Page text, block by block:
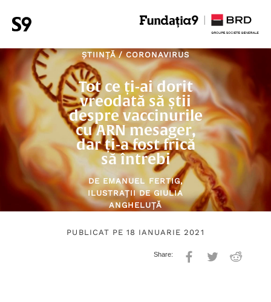
ȘTIINȚĂ/CORONAVIRUS
Tot ce ți-ai dorit
vreodată să știi
despre vaccinurile
cu ARN mesager,
dar ți-a fost frică
să întrebi
DE EMANUEL FERTIG,
ILUSTRAȚII DEGIULIA
ANGHELUȚĂ
PUBLICAT PE 18 IANUARIE 2021